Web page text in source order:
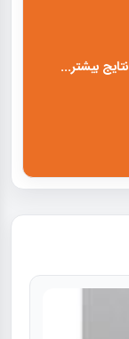
نتایج بیشتر...